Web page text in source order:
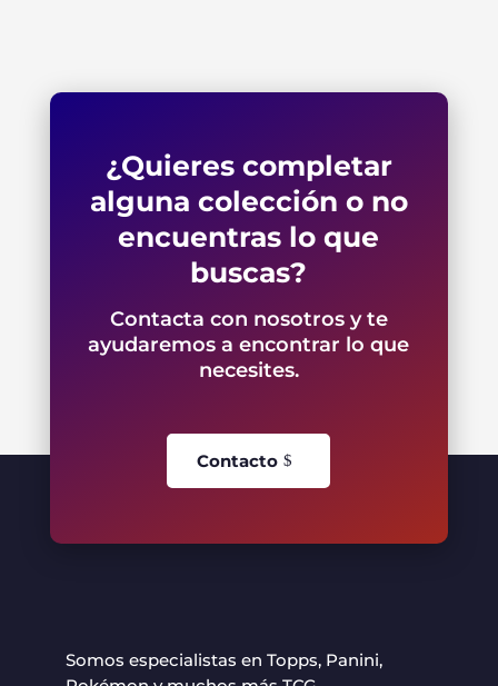
¿Quieres completar
alguna colección o no
encuentras lo que
buscas?
Contacta con nosotros y te
ayudaremos a encontrar lo que
necesites.
Contacto
Somos especialistas en Topps, Panini,